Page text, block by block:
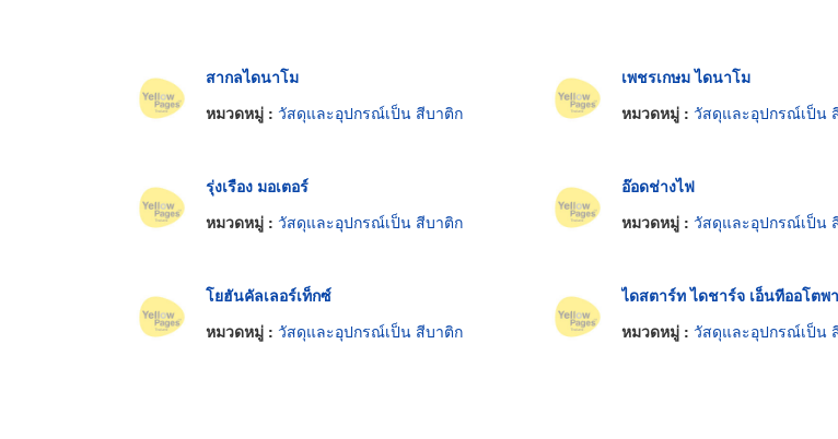
สากลไดนาโม
หมวดหมู่ : วัสดุและอุปกรณ์เป็น สีบาติก
เพชรเกษม ไดนาโม
หมวดหมู่ : วัสดุและอุปกรณ์เป็น
รุ่งเรือง มอเตอร์
หมวดหมู่ : วัสดุและอุปกรณ์เป็น สีบาติก
อ๊อดช่างไฟ
หมวดหมู่ : วัสดุและอุปกรณ์เป็น
โยฮันคัลเลอร์เท็กซ์
หมวดหมู่ : วัสดุและอุปกรณ์เป็น สีบาติก
ไดสตาร์ท ไดชาร์จ เอ็นทีออโตพ
หมวดหมู่ : วัสดุและอุปกรณ์เป็น